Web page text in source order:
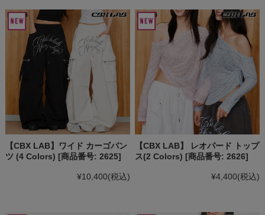
【CBX LAB】ワイド カーゴパン
ツ (4 Colors) [商品番号: 2625]
¥10,400(税込)
【CBX LAB】 レオパード トップ
ス(2 Colors) [商品番号: 2626]
¥4,400(税込)